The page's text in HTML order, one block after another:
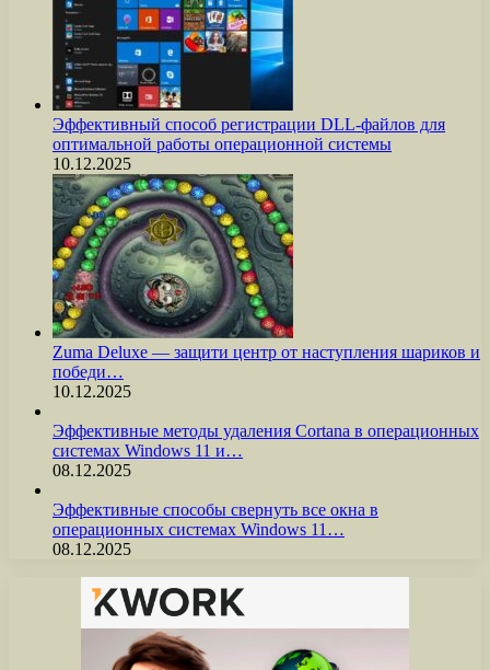
Эффективный способ регистрации DLL-файлов для
оптимальной работы операционной системы
10.12.2025
Zuma Deluxe — защити центр от наступления шариков и
победи…
10.12.2025
Эффективные методы удаления Cortana в операционных
системах Windows 11 и…
08.12.2025
Эффективные способы свернуть все окна в
операционных системах Windows 11…
08.12.2025